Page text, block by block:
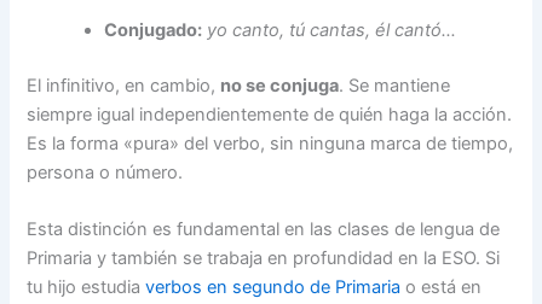
Conjugado: yo canto, tú cantas, él cantó…
El infinitivo, en cambio, no se conjuga. Se mantiene
siempre igual independientemente de quién haga la acción.
Es la forma «pura» del verbo, sin ninguna marca de tiempo,
persona o número.
Esta distinción es fundamental en las clases de lengua de
Primaria y también se trabaja en profundidad en la ESO. Si
tu hijo estudiaverbos en segundo de Primaria o está en